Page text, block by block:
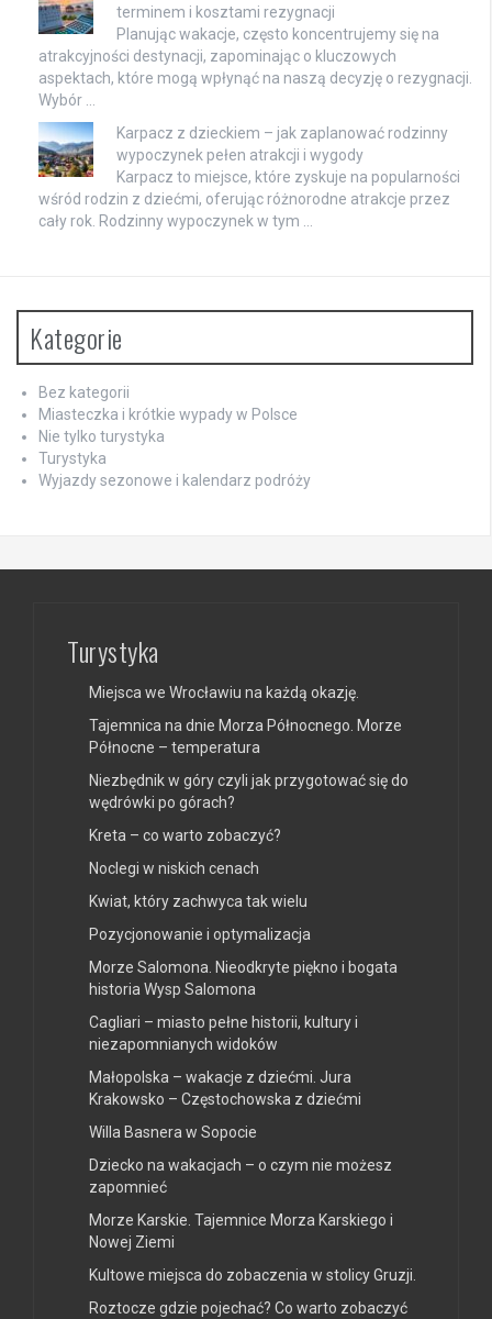
terminem i kosztami rezygnacji
Planując wakacje, często koncentrujemy się na
atrakcyjności destynacji, zapominając o kluczowych
aspektach, które mogą wpłynąć na naszą decyzję o rezygnacji.
Wybór …
Karpacz z dzieckiem – jak zaplanować rodzinny
wypoczynek pełen atrakcji i wygody
Karpacz to miejsce, które zyskuje na popularności
wśród rodzin z dziećmi, oferując różnorodne atrakcje przez
cały rok. Rodzinny wypoczynek w tym …
Kategorie
Bez kategorii
Miasteczka i krótkie wypady w Polsce
Nie tylko turystyka
Turystyka
Wyjazdy sezonowe i kalendarz podróży
Turystyka
Miejsca we Wrocławiu na każdą okazję.
Tajemnica na dnie Morza Północnego. Morze
Północne – temperatura
Niezbędnik w góry czyli jak przygotować się do
wędrówki po górach?
Kreta – co warto zobaczyć?
Noclegi w niskich cenach
Kwiat, który zachwyca tak wielu
Pozycjonowanie i optymalizacja
Morze Salomona. Nieodkryte piękno i bogata
historia Wysp Salomona
Cagliari – miasto pełne historii, kultury i
niezapomnianych widoków
Małopolska – wakacje z dziećmi. Jura
Krakowsko – Częstochowska z dziećmi
Willa Basnera w Sopocie
Dziecko na wakacjach – o czym nie możesz
zapomnieć
Morze Karskie. Tajemnice Morza Karskiego i
Nowej Ziemi
Kultowe miejsca do zobaczenia w stolicy Gruzji.
Roztocze gdzie pojechać? Co warto zobaczyć